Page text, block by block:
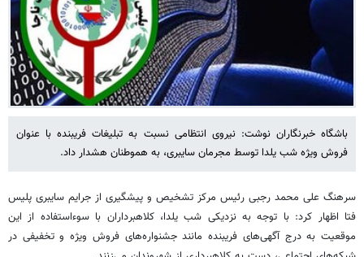
باشگاه خبرنگاران نوشت: نیروی انتظامی نسبت به تبلیغات فریبنده با عنوان
فروش ویژه شب یلدا توسط مجرمان سایبری، به هموطنان هشدار داد.
سرهنگ علی محمد رجبی رئیس مرکز تشخیص و پیشگیری از جرایم سایبری پلیس
فتا اظهار کرد: با توجه به نزدیکی شب یلدا، کلاهبرداران با سوءاستفاده از این
موقعیت به درج آگهی‌های فریبنده مانند جشنواره‌های فروش ویژه و تخفیفی در